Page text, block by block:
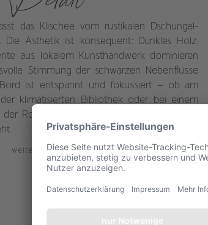
das Klischee vom rustikalen Dschungel-
Ästhetik ist konsequent: Dunkles Holz,
aus lokalem Kunsthandwerk dominieren
Stimmung der schwarzen Nebenflüsse
Bord ist entspannt und fokussiert – ob am
klimatisierten Bibliothek oder bei einem
Regenwald als lebendige Kulisse an den
weiterlesen
Reiseziele